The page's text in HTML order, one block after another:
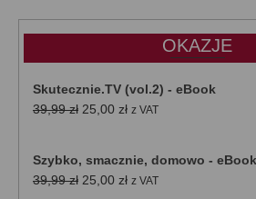
OKAZJE
Skutecznie.TV (vol.2) - eBook
39,99zł Pierwotna
39,99 zł.
25,00 złAktualna
25,00 zł.
z VAT
Szybko, smacznie, domowo - eBook
39,99zł Pierwotna
25,00 złAktualna
z VAT